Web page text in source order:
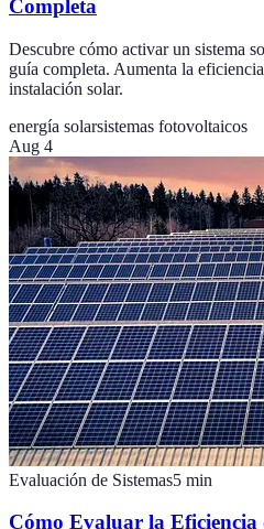
Completa
Descubre cómo activar un sistema
guía completa. Aumenta la
instalación solar.
energía solarsistemas fotovoltaicos
Aug 4
Evaluación de Sistemas5 min
Cómo Evaluar la Eficiencia